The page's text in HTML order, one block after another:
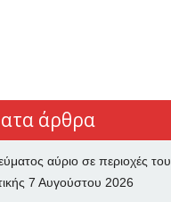
άρθρα
αύριο σε περιοχές του
7 Αυγούστου 2026